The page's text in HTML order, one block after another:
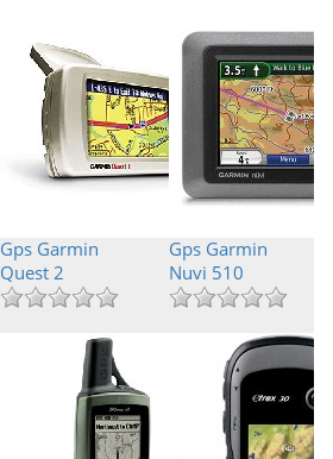
Gps Garmin
Quest 2
Gps Garmin
Nuvi 510